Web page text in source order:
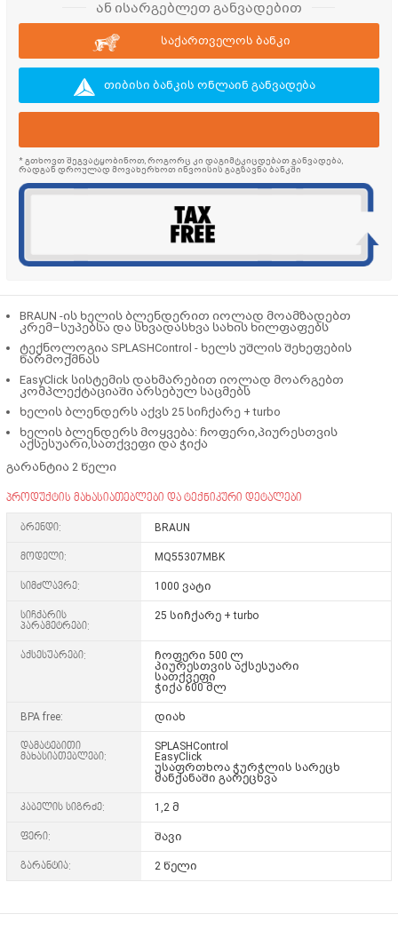
ან ისარგებლეთ განვადებით
საქართველოს ბანკი
თიბისი ბანკის ონლაინ განვადება
* გთხოვთ შეგვატყობინოთ, როგორც კი დაგიმტკიცდებათ განვადება,
რადგან დროულად მოვახერხოთ ინვოისის გაგზავნა ბანკში
BRAUN -ის ხელის ბლენდერით იოლად მოამზადებთ
კრემ–სუპებსა და სხვადასხვა სახის ხილფაფებს
ტექნოლოგია SPLASHControl - ხელს უშლის შეხეფების
წარმოქმნას
EasyClick სისტემის დახმარებით იოლად მოარგებთ
კომპლექტაციაში არსებულ საცმებს
ხელის ბლენდერს აქვს 25 სიჩქარე + turbo
ხელის ბლენდერს მოყვება: ჩოფერი,პიურესთვის
აქსესუარი,სათქვეფი და ჭიქა
გარანტია 2 წელი
პროდუქტის მახასიათებლები და ტექნიკური დეტალები
ბრენდი: BRAUN
მოდელი: MQ55307MBK
სიმძლავრე: 1000 ვატი
სიჩქარის
პარამეტრები:
25 სიჩქარე + turbo
აქსესუარები:
ჩოფერი 500 ლ
პიურესთვის აქსესუარი
სათქვეფი
ჭიქა 600 მლ
BPA free: დიახ
დამატებითი
მახასიათებლები:
SPLASHControl
EasyClick
უსაფრთხოა ჭურჭლის სარეცხ
მანქანაში გარეცხვა
კაბელის სიგრძე: 1,2 მ
ფერი: შავი
გარანტია: 2 წელი